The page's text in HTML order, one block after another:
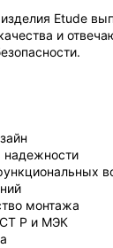
Etude
и
надежности
монтажа
Р и МЭК